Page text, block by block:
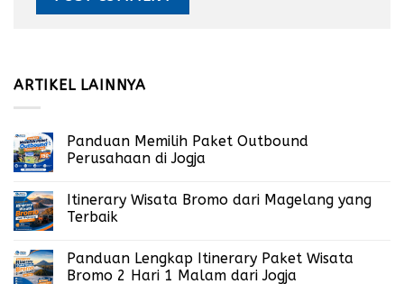
ARTIKEL LAINNYA
Panduan Memilih Paket Outbound
Perusahaan di Jogja
Itinerary Wisata Bromo dari Magelang yang
Terbaik
Panduan Lengkap Itinerary Paket Wisata
Bromo 2 Hari 1 Malam dari Jogja